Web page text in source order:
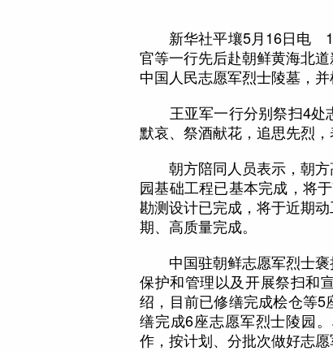
新华社平壤5月16日电 14
官等一行先后赴朝鲜黄海北
中国人民志愿军烈士陵墓，
王亚军一行分别祭扫4处
默哀、祭酒献花，追思先烈
朝方陪同人员表示，朝方
园基础工程已基本完成，将
勘测设计已完成，将于近期
期、高质量完成。
中国驻朝鲜志愿军烈士褒
保护和管理以及开展祭扫和
绍，目前已修缮完成桧仓等
缮完成6座志愿军烈士陵园
作，按计划、分批次做好志愿